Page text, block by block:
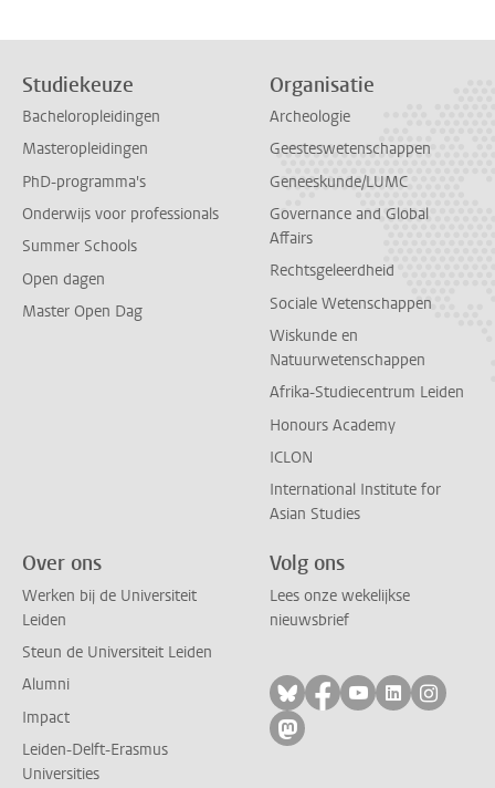
Studiekeuze
Bacheloropleidingen
Masteropleidingen
PhD-programma's
Onderwijs voor professionals
Summer Schools
Open dagen
Master Open Dag
Organisatie
Archeologie
Geesteswetenschappen
Geneeskunde/LUMC
Governance and Global
Affairs
Rechtsgeleerdheid
Sociale Wetenschappen
Wiskunde en
Natuurwetenschappen
Afrika-Studiecentrum Leiden
Honours Academy
ICLON
International Institute for
Asian Studies
Over ons
Werken bij de Universiteit
Leiden
Steun de Universiteit Leiden
Alumni
Impact
Leiden-Delft-Erasmus
Universities
Volg ons
Lees onze wekelijkse
nieuwsbrief
Volg ons op bluesky
Volg ons op
Volg ons op
Volg ons
Volg
Volg ons op mastodon